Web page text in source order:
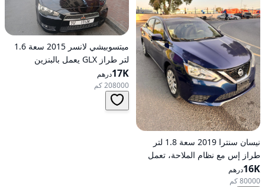
نيسان سنترا 2019 سعة 1.8 لتر
طراز إس مع نظام الملاحة، تعمل
بالبنزين، ناقل حركة أوتوماتيكي، دفع
أمامي
16Kدرهم
80000 كم
ميتسوبيشي لانسر 2015 سعة 1.6
لتر طراز GLX يعمل بالبنزين
وأوتوماتيكي بدفع أمامي
17Kدرهم
208000 كم